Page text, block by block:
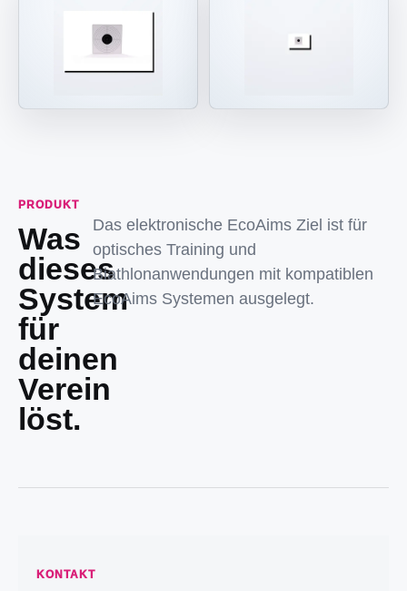
PRODUKT
Was
dieses
System
für
deinen
Verein
löst.
Das elektronische EcoAims Ziel ist für
optisches Training und
Biathlonanwendungen mit kompatiblen
EcoAims Systemen ausgelegt.
KONTAKT